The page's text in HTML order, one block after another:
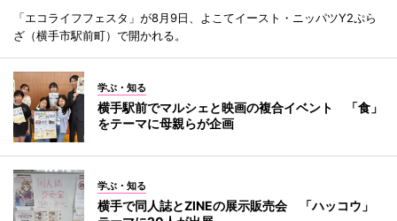
「エコライフフェスタ」が8月9日、よこてイースト・ニッパツY2ぷら
ざ（横手市駅前町）で開かれる。
学ぶ・知る
横手駅前でマルシェと映画の複合イベント 「食」
をテーマに母親らが企画
学ぶ・知る
横手で同人誌とZINEの展示販売会 「ハッコウ」